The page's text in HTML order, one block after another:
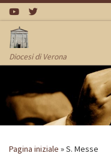
Passa al contenuto
Diocesi di Verona
Pagina iniziale »S. Messe